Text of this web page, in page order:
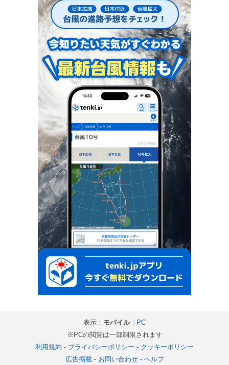
表示： モバイル｜ PC
※PCの閲覧は一部制限されます
利用規約 - プライバシーポリシー - クッキーポリシー
広告掲載- お問い合わせ- ヘルプ